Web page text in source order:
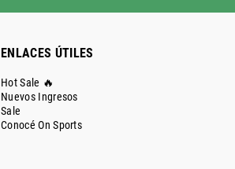
ENLACES ÚTILES
Hot Sale 🔥
Nuevos Ingresos
Sale
Conocé On Sports